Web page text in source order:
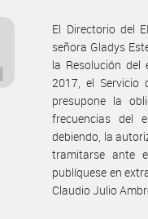
El Directorio del
señora Gladys
la Resolución del
2017, el Servicio
presupone la
frecuencias del
debiendo, la
tramitarse ante
publíquese en
Claudio Julio